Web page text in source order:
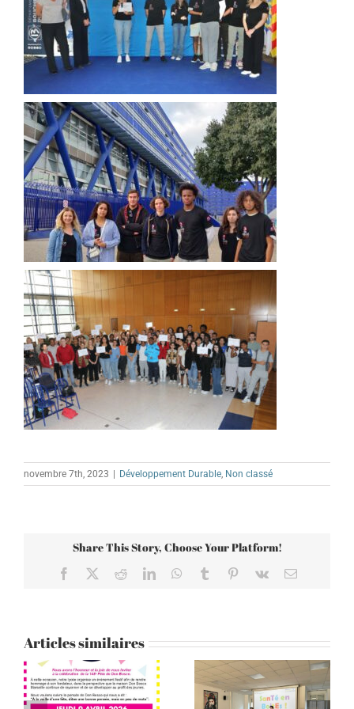
novembre 7th, 2023 Développement Durable, Non classé
Share This Story, Choose Your Platform!
Facebook RedditLinkedInWhatsApp
Tumblr Pinterest
Vk Email
Articles similaires